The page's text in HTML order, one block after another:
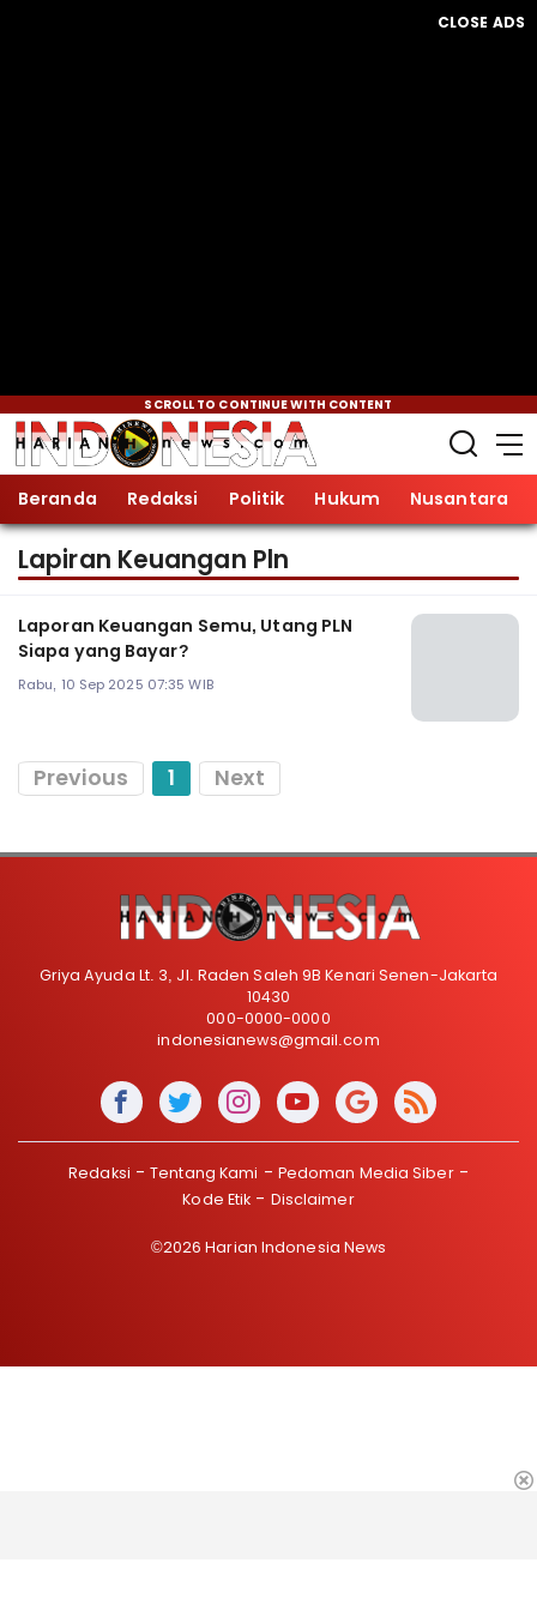
CLOSE ADS
SCROLL TO CONTINUE WITH CONTENT
Beranda Redaksi Politik Hukum Nusantara
Lapiran Keuangan Pln
Laporan Keuangan Semu, Utang PLN
Siapa yang Bayar?
Rabu, 10 Sep 2025 07:35 WIB
Previous 1 Next
Griya Ayuda Lt. 3, Jl. Raden Saleh 9B Kenari Senen-Jakarta
10430
000-0000-0000
indonesianews@gmail.com
Redaksi Tentang Kami
Pedoman Media Siber
Kode Etik
Disclaimer
©2026 Harian Indonesia News